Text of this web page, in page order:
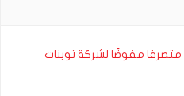
متصرفا مفوضًا لشركة توبنات